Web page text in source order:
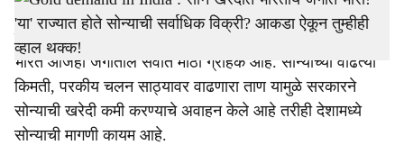
h
a
r
e
भारतात सोन्याची किंमत कितीही वाढली तरी सोन्याच्या दागिन्यांची
लोकांमधली क्रेझ काही कमी होत नाही. त्यामुळे सोन्याच्या आयातीत
भारत आजही जगातील सर्वात मोठा ग्राहक आहे. सोन्याच्या वाढत्या
किमती, परकीय चलन साठ्यावर वाढणारा ताण यामुळे सरकारने
सोन्याची खरेदी कमी करण्याचे अवाहन केले आहे तरीही देशामध्ये
सोन्याची मागणी कायम आहे.